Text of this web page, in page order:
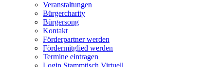
Veranstaltungen
Bürgercharity
Bürgersong
Kontakt
Förderpartner werden
Fördermitglied werden
Termine eintragen
Login Stammtisch Virtuell